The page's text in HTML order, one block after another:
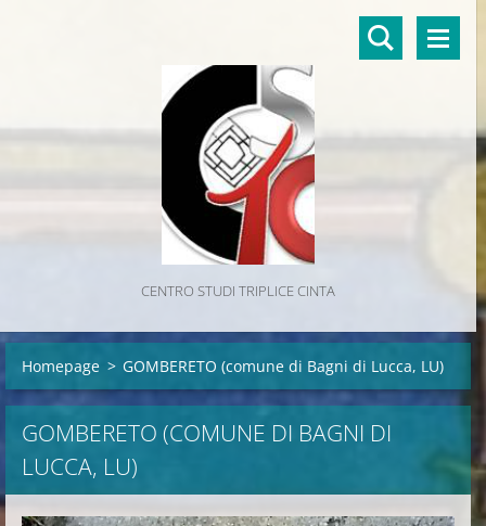
CENTRO STUDI TRIPLICE CINTA
Homepage > GOMBERETO (comune di Bagni di Lucca, LU)
GOMBERETO (COMUNE DI BAGNI DI
LUCCA, LU)